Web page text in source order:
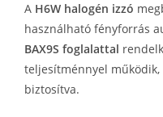
A H6W halogén izzó
használható fényforrás
BAX9S foglalattal
teljesítménnyel
biztosítva.